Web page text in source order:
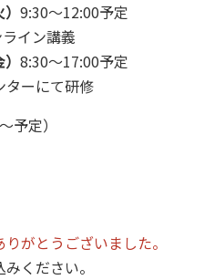
9:30～12:00予定
イン講義
8:30～17:00予定
ーにて研修
予定）
がとうございました。
ください。